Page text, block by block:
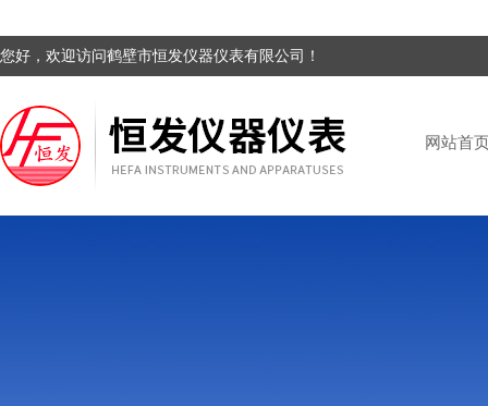
您好，欢迎访问鹤壁市恒发仪器仪表有限公司！
网站首